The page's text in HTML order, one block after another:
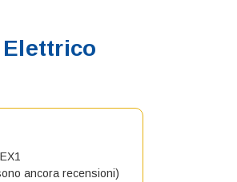
Elettrico
ancora recensioni)